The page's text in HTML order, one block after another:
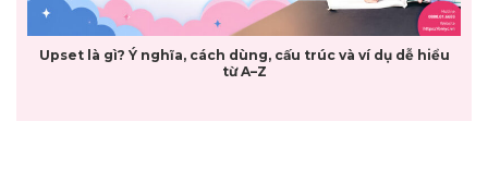
Upset là gì? Ý nghĩa, cách dùng, cấu trúc và ví dụ dễ hiểu
từ A–Z